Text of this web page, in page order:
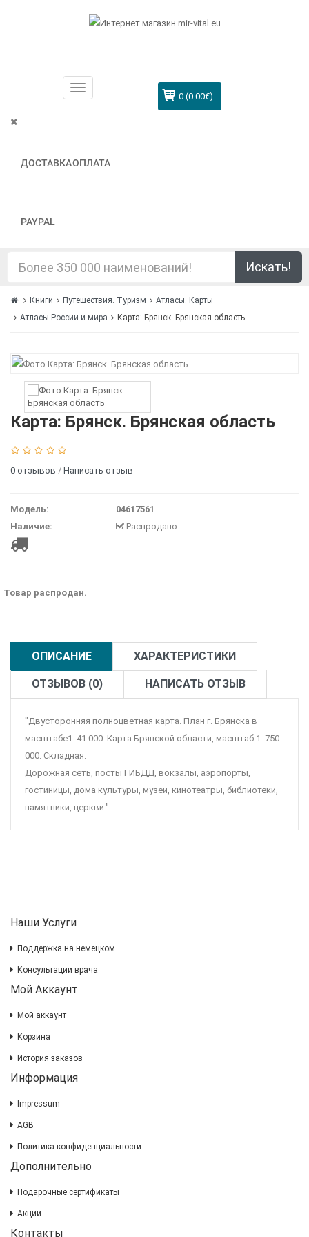
ДОСТАВКАОПЛАТА
PAYPAL
0 (0.00€)
Искать!
Книги Путешествия. Туризм
Атласы. Карты
Атласы России и мира
Карта: Брянск. Брянская область
Карта: Брянск. Брянская область
0 отзывов / Написать отзыв
Модель:
04617561
Наличие:
Распродано
Товар распродан.
ОПИСАНИЕ ХАРАКТЕРИСТИКИ
ОТЗЫВОВ (0) НАПИСАТЬ ОТЗЫВ
"Двусторонняя полноцветная карта. План г. Брянска в
масштабе1: 41 000. Карта Брянской области, масштаб 1: 750
000. Складная.
Дорожная сеть, посты ГИБДД, вокзалы, аэропорты,
гостиницы, дома культуры, музеи, кинотеатры, библиотеки,
памятники, церкви."
Наши Услуги
Поддержка на немецком
Консультации врача
Мой Аккаунт
Мой аккаунт
Корзина
История заказов
Информация
Impressum
AGB
Политика конфиденциальности
Дополнительно
Подарочные сертификаты
Акции
Контакты